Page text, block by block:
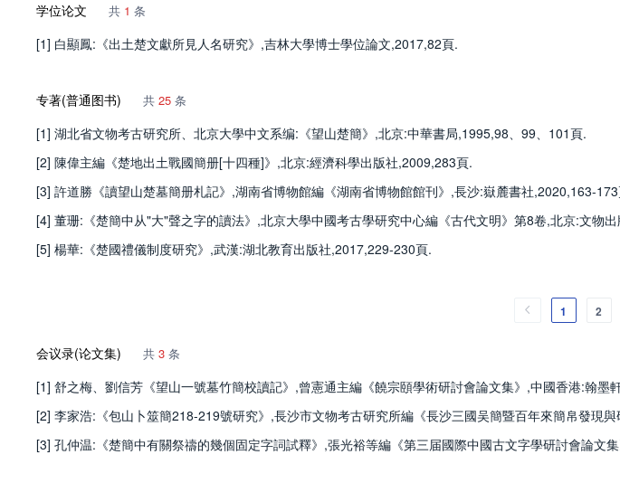
学位论文 共 1 条
[1] 白顯鳳:《出土楚文獻所見人名研究》,吉林大學博士學位論文,2017,82頁.
专著(普通图书) 共 25 条
[1] 湖北省文物考古研究所、北京大學中文系编:《望山楚簡》,北京:中華書局,1995,98、99、101頁.
[2] 陳偉主編《楚地出土戰國簡册[十四種]》,北京:經濟科學出版社,2009,283頁.
[3] 許道勝《讀望山楚墓簡册札記》,湖南省博物館編《湖南省博物館館刊》,長沙:嶽麓書社,2020,163-
[4] 董珊:《楚簡中从"大"聲之字的讀法》,北京大學中國考古學研究中心編《古代文明》第8卷,北京:文物
[5] 楊華:《楚國禮儀制度研究》,武漢:湖北教育出版社,2017,229-230頁.
1 2
会议录(论文集) 共 3 条
[1] 舒之梅、劉信芳《望山一號墓竹簡校讀記》,曾憲通主編《饒宗頤學術研討會論文集》,中國香港:翰墨
[2] 李家浩:《包山卜筮簡218-219號研究》,長沙市文物考古研究所編《長沙三國吴簡暨百年來簡帛發現
[3] 孔仲温:《楚簡中有關祭禱的幾個固定字詞試釋》,張光裕等編《第三届國際中國古文字學研討會論文